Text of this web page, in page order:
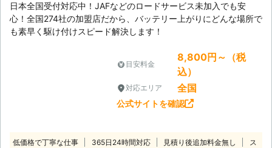
日本全国受付対応中！JAFなどのロードサービス未加入でも安
心！全国274社の加盟店だから、バッテリー上がりにどんな場所で
も素早く駆け付けスピード解決します！
目安料金
8,800円～（税
込）
対応エリア 全国
公式サイトを確認
低価格で丁寧な仕事 365日24時間対応 見積り後追加料金無し
ス